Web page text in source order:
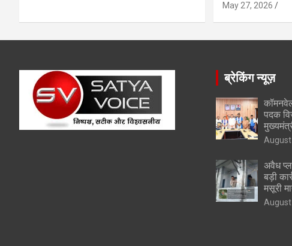
May 27, 2026
ब्रेकिंग न्यूज़
पदक
अवैध
बड़ी
मसूरी